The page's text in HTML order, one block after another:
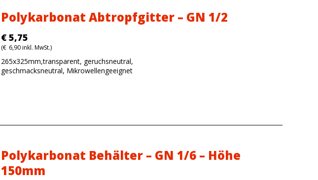
Polykarbonat Abtropfgitter – GN 1/2
€ 5,75
(€ 6,90inkl. MwSt.)
265x325mm,transparent, geruchsneutral,
geschmacksneutral, Mikrowellengeeignet
Polykarbonat Behälter – GN 1/6 – Höhe
150mm